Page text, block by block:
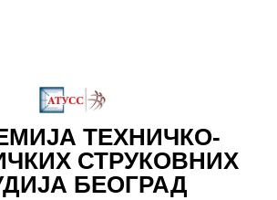
ТЕХНИЧКО-
СТРУКОВНИХ
БЕОГРАД